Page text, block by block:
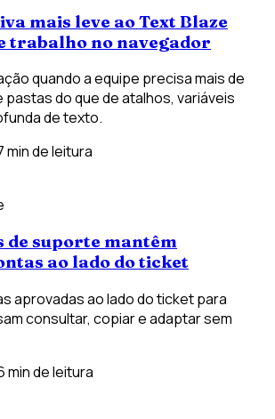
mais leve ao Text Blaze
trabalho no navegador
quando a equipe precisa mais de
do que de atalhos, variáveis
de texto.
min de leitura
de suporte mantêm
ao lado do ticket
aprovadas ao lado do ticket para
consultar, copiar e adaptar sem
min de leitura